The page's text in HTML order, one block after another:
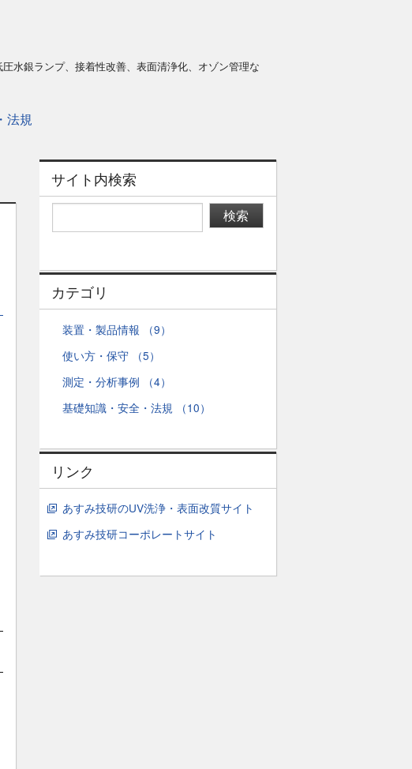
水銀ランプ、接着性改善、表面清浄化、オゾン管理な
法規
サイト内検索
検索
カテゴリ
装置・製品情報 （9）
使い方・保守 （5）
測定・分析事例 （4）
基礎知識・安全・法規 （10）
リンク
あすみ技研のUV洗浄・表面改質サイト
あすみ技研コーポレートサイト